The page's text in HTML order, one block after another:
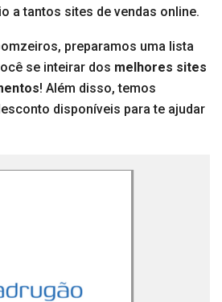
a tantos sites de vendas online.
preparamos uma lista
se inteirar dos melhores sites
! Além disso, temos
disponíveis para te ajudar